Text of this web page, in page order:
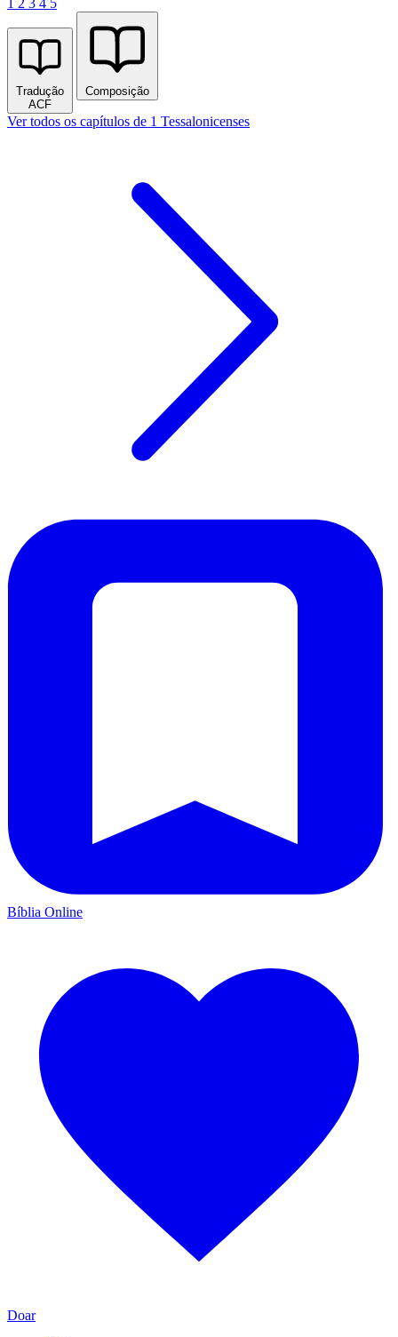
2 3 4 5
Tradução
ACF
Composição
Ver todos os capítulos de 1 Tessalonicenses
Bíblia Online
Doar